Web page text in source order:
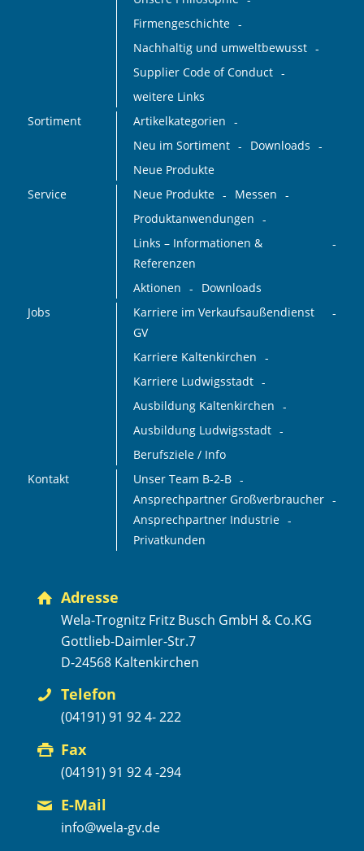
Firmengeschichte
Nachhaltig und umweltbewusst
Supplier Code of Conduct
weitere Links
Sortiment
Artikelkategorien
Neu im Sortiment
Downloads
Neue Produkte
Service
Neue Produkte
Messen
Produktanwendungen
Links – Informationen &
Referenzen
Aktionen
Downloads
Jobs
Karriere im Verkaufsaußendienst
GV
Karriere Kaltenkirchen
Karriere Ludwigsstadt
Ausbildung Kaltenkirchen
Ausbildung Ludwigsstadt
Berufsziele / Info
Kontakt
Unser Team B-2-B
Ansprechpartner Großverbraucher
Ansprechpartner Industrie
Privatkunden
Adresse
Wela-Trognitz Fritz Busch GmbH & Co.KG
Gottlieb-Daimler-Str.7
D-24568 Kaltenkirchen
Telefon
(04191) 91 92 4- 222
Fax
(04191) 91 92 4 -294
E-Mail
info@wela-gv.de